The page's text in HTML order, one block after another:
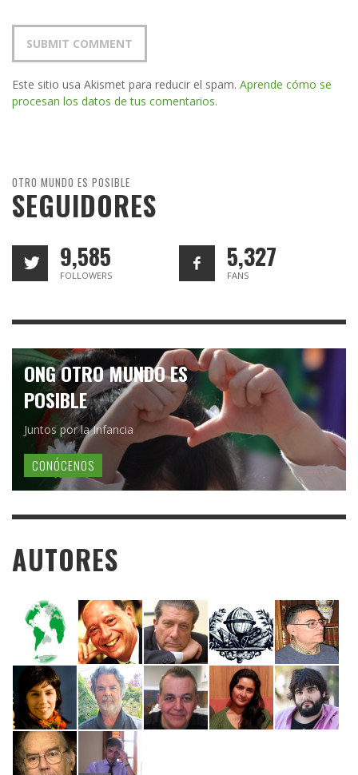
Este sitio usa Akismet para reducir el spam. Aprende cómo se
procesan los datos de tus comentarios.
OTRO MUNDO ES POSIBLE
SEGUIDORES
9,585
FOLLOWERS
5,327
FANS
ONG OTRO MUNDO ES
POSIBLE
Juntos por la Infancia
CONÓCENOS
AUTORES